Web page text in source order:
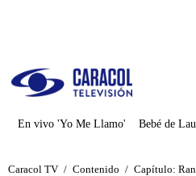
En vivo 'Yo Me Llamo' Bebé de
Caracol TV / Contenido / Capítulo: